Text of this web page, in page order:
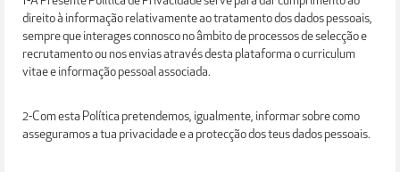
direito à informação relativamente ao tratamento dos dados pessoais,
sempre que interages connosco no âmbito de processos de selecção e
recrutamento ou nos envias através desta plataforma o curriculum
vitae e informação pessoal associada.
2-Com esta Política pretendemos, igualmente, informar sobre como
asseguramos a tua privacidade e a protecção dos teus dados pessoais.